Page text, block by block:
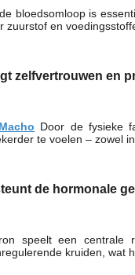
bloedsomloop is
zuurstof en
zelfvertrouwen en
Door de fysieke
te voelen – zowel
de hormonale
speelt een centrale
kruiden, wat